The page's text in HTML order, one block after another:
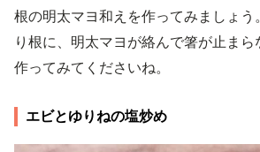
根の明太マヨ和えを作ってみましょう
り根に、明太マヨが絡んで箸が止ま
作ってみてくださいね。
エビとゆりねの塩炒め